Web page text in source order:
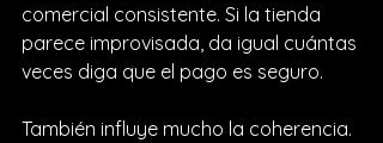
comercial consistente. Si la tienda
parece improvisada, da igual cuántas
veces diga que el pago es seguro.
También influye mucho la coherencia.